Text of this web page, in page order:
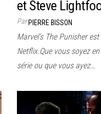
et Steve
ParPIERRE BISSON
Marvel’s The Punisher
Netflix.Que vous soyez
série ou que vous ayez…